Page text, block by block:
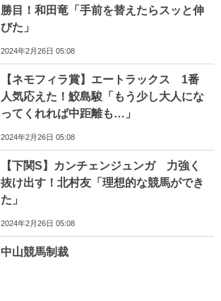
勝目！和田竜「手前を替えたらスッと伸
びた」
2024年2月26日 05:08
【ネモフィラ賞】エートラックス 1番
人気応えた！鮫島駿「もう少し大人にな
ってくれれば中距離も…」
2024年2月26日 05:08
【下関S】カンチェンジュンガ 力強く
抜け出す！北村友「理想的な競馬ができ
た」
2024年2月26日 05:08
中山競馬制裁